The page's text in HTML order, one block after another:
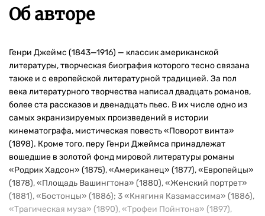
Об авторе
Генри Джеймс (1843—1916) — классик американской
литературы, творческая биография которого тесно связана
также и с европейской литературной традицией. За пол
века литературного творчества написал двадцать романов,
более ста рассказов и двенадцать пьес. В их числе одно из
самых экранизируемых произведений в истории
кинематографа, мистическая повесть «Поворот винта»
(1898). Кроме того, перу Генри Джеймса принадлежат
вошедшие в золотой фонд мировой литературы романы
«Родрик Хадсон» (1875), «Американец» (1877), «Европейцы»
(1878), «Площадь Вашингтона» (1880), «Женский портрет»
(1881), «Бостонцы» (1886); 3 «Княгиня Казамассима» (1886),
«Трагическая муза» (1890), «Трофеи Пойнтона» (1897),